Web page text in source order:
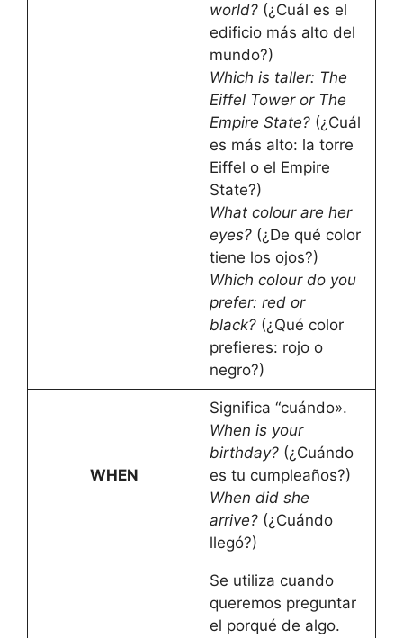
world?(¿Cuál es el
edificio más alto del
mundo?)
Which is taller: The
Eiffel Tower or The
Empire State?(¿Cuál
es más alto: la torre
Eiffel o el Empire
State?)
What colour are her
eyes?(¿De qué color
tiene los ojos?)
Which colour do you
prefer: red or
black?(¿Qué color
prefieres: rojo o
negro?)
WHEN
Significa “cuándo».
When is your
birthday?(¿Cuándo
es tu cumpleaños?)
When did she
arrive?(¿Cuándo
llegó?)
Se utiliza cuando
queremos preguntar
el porqué de algo.